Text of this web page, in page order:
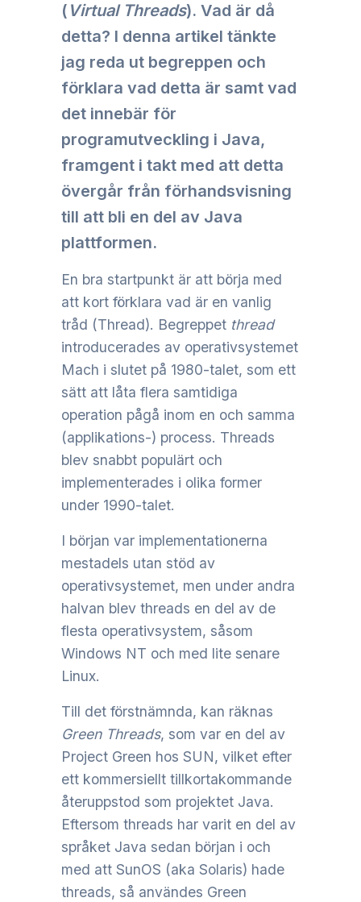
( Virtual Threads). Vad är då
detta? I denna artikel tänkte
jag reda ut begreppen och
förklara vad detta är samt vad
det innebär för
programutveckling i Java,
framgent i takt med att detta
övergår från förhandsvisning
till att bli en del av Java
plattformen.
En bra startpunkt är att börja med
att kort förklara vad är en vanlig
tråd (Thread). Begreppet thread
introducerades av operativsystemet
Mach i slutet på 1980-talet, som ett
sätt att låta flera samtidiga
operation pågå inom en och samma
(applikations-) process. Threads
blev snabbt populärt och
implementerades i olika former
under 1990-talet.
I början var implementationerna
mestadels utan stöd av
operativsystemet, men under andra
halvan blev threads en del av de
flesta operativsystem, såsom
Windows NT och med lite senare
Linux.
Till det förstnämnda, kan räknas
Green Threads, som var en del av
Project Green hos SUN, vilket efter
ett kommersiellt tillkortakommande
återuppstod som projektet Java.
Eftersom threads har varit en del av
språket Java sedan början i och
med att SunOS (aka Solaris) hade
threads, så användes Green